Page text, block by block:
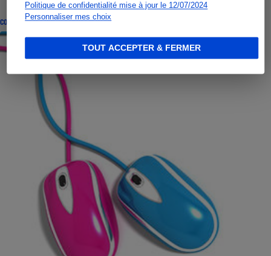
Politique de confidentialité mise à jour le 12/07/2024
Personnaliser mes choix
TOUT ACCEPTER & FERMER
CONSEILS